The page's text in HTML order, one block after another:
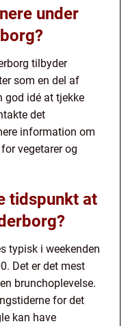
under
tilbyder
som en del af
god idé at tjekke
det
information om
vegetarer og
tidspunkt at
typisk i weekenden
Det er det mest
brunchoplevelse.
for det
kan have